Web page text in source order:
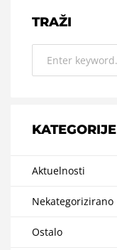
TRAŽI
KATEGORIJE
Aktuelnosti
Nekategorizirano
Ostalo